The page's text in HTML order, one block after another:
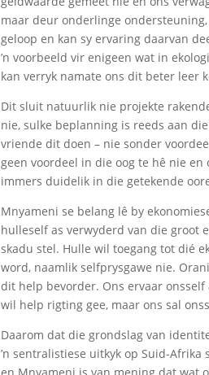
maar deur onderlinge
geloop en kan sy ervaring daarvan
’n voorbeeld vir enigeen wat in
kan verryk namate ons dit beter leer
Dit sluit natuurlik nie projekte
nie, sulke beplanning is reeds aan
vriende dit doen – nie sonder
geen voordeel in die oog te hê nie
immers duidelik in die getekende
Mnyameni se belang lê by
hulleself as verwyderd van die groot
skadu stel. Hulle wil toegang tot dié
word, naamlik selfprysgawe nie.
dit help bevorder. Ons ervaar
wil help rigting gee, maar ons sal
Daarom dat die grondslag van
’n sentralistiese uitkyk op Suid-